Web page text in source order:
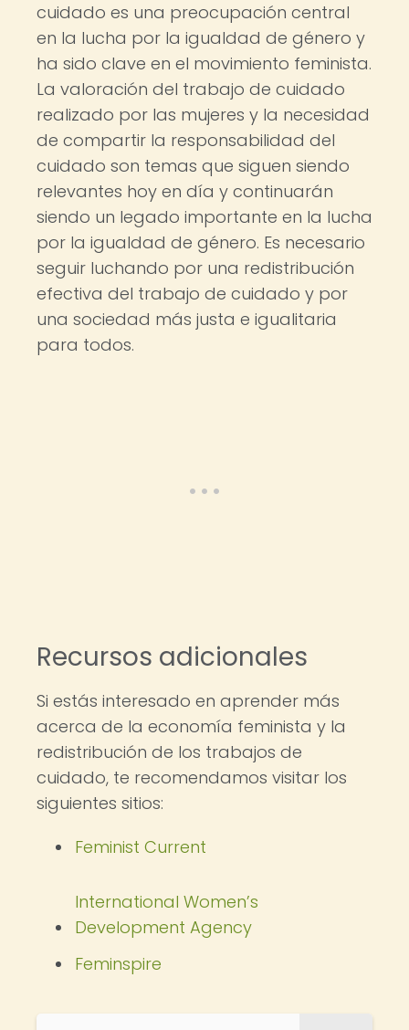
cuidado es una preocupación central
en la lucha por la igualdad de género y
ha sido clave en el movimiento feminista.
La valoración del trabajo de cuidado
realizado por las mujeres y la necesidad
de compartir la responsabilidad del
cuidado son temas que siguen siendo
relevantes hoy en día y continuarán
siendo un legado importante en la lucha
por la igualdad de género. Es necesario
seguir luchando por una redistribución
efectiva del trabajo de cuidado y por
una sociedad más justa e igualitaria
para todos.
Recursos adicionales
Si estás interesado en aprender más
acerca de la economía feminista y la
redistribución de los trabajos de
cuidado, te recomendamos visitar los
siguientes sitios:
Feminist Current
International Women’s
Development Agency
Feminspire